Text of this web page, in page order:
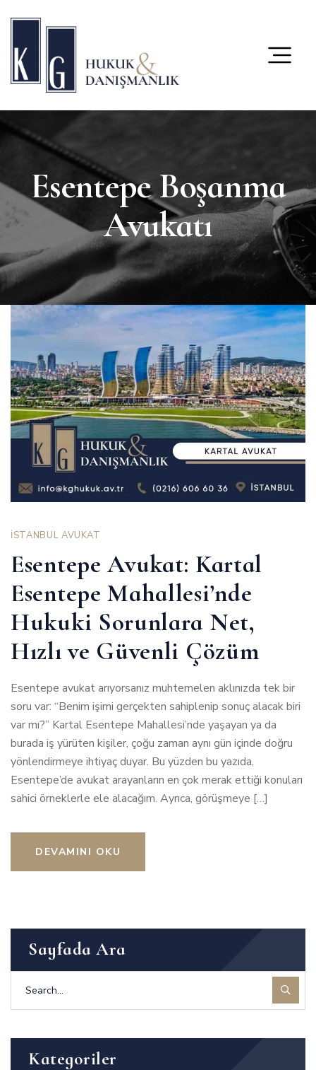
Esentepe Boşanma
Avukatı
İSTANBUL AVUKAT
Esentepe Avukat: Kartal
Esentepe Mahallesi’nde
Hukuki Sorunlara Net,
Hızlı ve Güvenli Çözüm
Esentepe avukat arıyorsanız muhtemelen aklınızda tek bir
soru var: “Benim işimi gerçekten sahiplenip sonuç alacak biri
var mı?” Kartal Esentepe Mahallesi’nde yaşayan ya da
burada iş yürüten kişiler, çoğu zaman aynı gün içinde doğru
yönlendirmeye ihtiyaç duyar. Bu yüzden bu yazıda,
Esentepe’de avukat arayanların en çok merak ettiği konuları
sahici örneklerle ele alacağım. Ayrıca, görüşmeye […]
DEVAMINI OKU
Sayfada Ara
Kategoriler